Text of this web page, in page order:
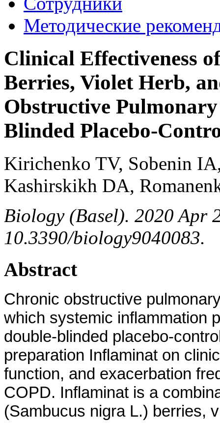
Методические
Clinical Effectiveness
Berries, Violet Herb,
Obstructive Pulmonary
Blinded Placebo-
Kirichenko TV, Sobenin
Kashirskikh DA,
Biology (Basel). 2020 Apr
10.3390/biology9040083.
Abstract
Chronic obstructive
which systemic inflammation
double-blinded placebo-
preparation Inflaminat on
function, and exacerbation
COPD. Inflaminat is a
(Sambucus nigra L.) berries,